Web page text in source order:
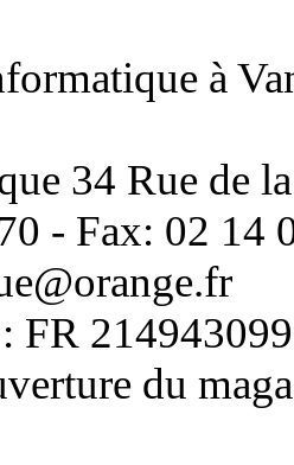
à
34 Rue de
- Fax: 02 14
FR
du